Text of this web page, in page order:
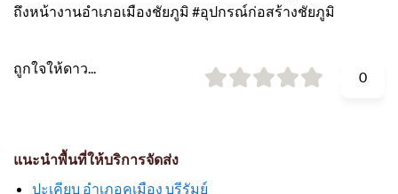
ถึงหน้างานอำเภอเมืองชัยภูมิ #อุปกรณ์ก่อสร้างชัยภูมิ
ถูกใจให้ดาว...
0
แนะนำพื้นที่ให้บริการจัดส่ง
ปะเคียบ อำเภอคูเมือง บุรีรัมย์